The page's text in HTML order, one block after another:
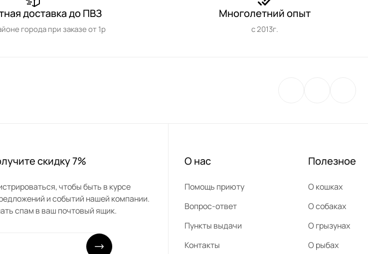
доставка до ПВЗ
города при заказе от 1р
Многолетний опыт
с 2013г.
скидку 7%
чтобы быть в курсе
и событий нашей компании.
спам в ваш почтовый ящик.
О нас
Помощь приюту
Вопрос-ответ
Пункты выдачи
Контакты
Полезное
О кошках
О собаках
О грызунах
О рыбах